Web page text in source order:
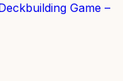
Game –